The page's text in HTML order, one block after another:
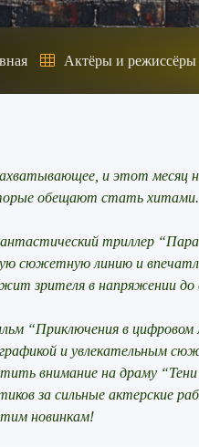
Актёры и режиссёры
и этот месяц
обещают стать хитами.
триллер
сюжетную линию и
зрителя в напряжении до
“Приключения в цифровом
и увлекательным
внимание на драму
за сильные актерские
новинкам!